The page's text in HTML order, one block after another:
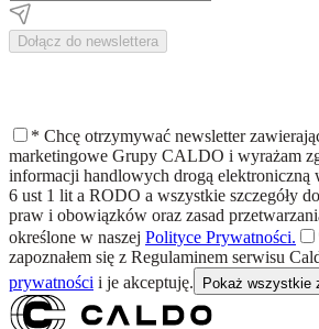
Dołącz do newslettera
* Chcę otrzymywać newsletter
marketingowe Grupy CALDO i wyrażam
informacji handlowych drogą elektroniczną
6 ust 1 lit a RODO a wszystkie szczegóły
praw i obowiązków oraz zasad
określone w naszej Polityce Prywatności.
zapoznałem się z Regulaminem serwisu
prywatności i je akceptuję. Pokaż wszystkie